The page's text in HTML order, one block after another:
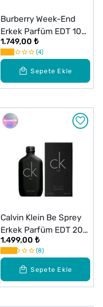
Sepete Ekle
Burberry Week-End
Erkek Parfüm EDT 100
ml
1.749,00 ₺
4
Sepete Ekle
Calvin Klein Be Sprey
Erkek Parfüm EDT 200
ml
1.499,00 ₺
8